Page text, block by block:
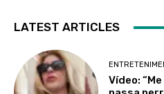
LATEST ARTICLES
Vídeo: